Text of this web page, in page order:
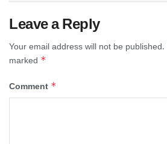
Leave a Reply
Your email address will not be published.
marked *
Comment *